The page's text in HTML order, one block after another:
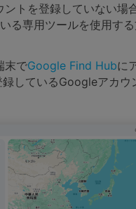
トを登録していない場
る専用ツールを使用す
末でGoogle Find Hubに
しているGoogleアカウ